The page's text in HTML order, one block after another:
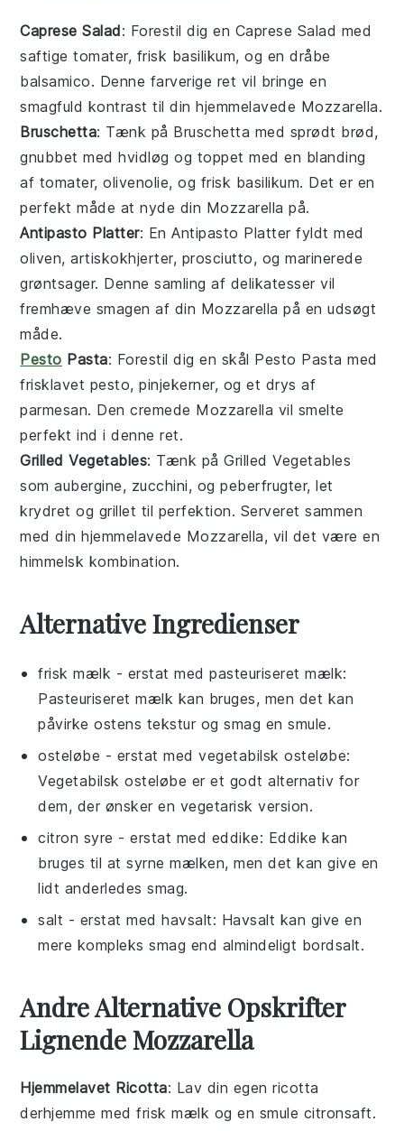
Caprese Salad: Forestil dig en Caprese Salad med
saftigetomater, frisk basilikum, og en dråbe
balsamico. Denne farverige ret vil bringe en
smagfuld kontrast til din hjemmelavede Mozzarella.
Bruschetta: Tænk på Bruschetta med sprødt brød,
gnubbet med hvidløg og toppet med en blanding
af tomater,olivenolie, og frisk basilikum. Det er en
perfekt måde at nyde din Mozzarella på.
Antipasto Platter: EnAntipasto Platter fyldt med
oliven,artiskokhjerter, prosciutto, og marinerede
grøntsager. Denne samling af delikatesser vil
fremhæve smagen af din Mozzarella på en udsøgt
måde.
Pesto Pasta: Forestil dig en skål Pesto Pasta med
frisklavet pesto,pinjekerner, og et drys af
parmesan. Den cremede Mozzarella vil smelte
perfekt ind i denne ret.
Grilled Vegetables: Tænk påGrilled Vegetables
somaubergine, zucchini, ogpeberfrugter, let
krydret og grillet til perfektion. Serveret sammen
med din hjemmelavede Mozzarella, vil det være en
himmelsk kombination.
Alternative Ingredienser
frisk mælk - erstat medpasteuriseret mælk:
Pasteuriseret mælk kan bruges, men det kan
påvirke ostens tekstur og smag en smule.
osteløbe - erstat medvegetabilsk osteløbe:
Vegetabilsk osteløbe er et godt alternativ for
dem, der ønsker en vegetarisk version.
citron syre - erstat med eddike: Eddike kan
bruges til at syrne mælken, men det kan give en
lidt anderledes smag.
salt - erstat medhavsalt: Havsalt kan give en
mere kompleks smag end almindeligt bordsalt.
Andre Alternative Opskrifter
Lignende Mozzarella
Hjemmelavet Ricotta: Lav din egenricotta
derhjemme med frisk mælk og en smule citronsaft.